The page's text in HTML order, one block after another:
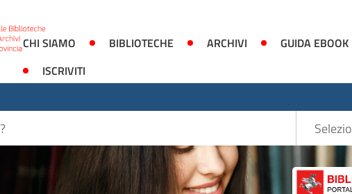
CHI SIAMO BIBLIOTECHE ARCHIVI GUIDA EBOOK
ISCRIVITI
Seleziona
la